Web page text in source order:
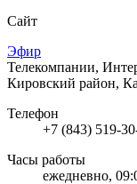
Сайт
Эфир
Телекомпании,
Кировский район,
Телефон
+7 (843) 519-
Часы работы
ежедневно,